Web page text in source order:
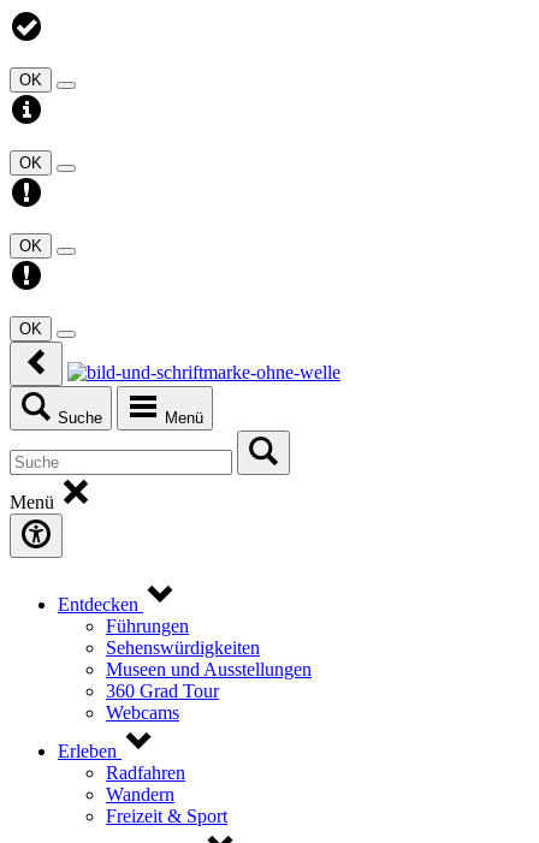
OK
OK
OK
OK
Suche Menü
Menü
Entdecken
Führungen
Sehenswürdigkeiten
Museen und Ausstellungen
360 Grad Tour
Webcams
Erleben
Radfahren
Wandern
Freizeit & Sport